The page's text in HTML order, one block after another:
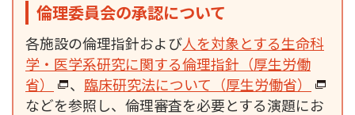
倫理委員会の承認について
各施設の倫理指針および人を対象とする生命科
学・医学系研究に関する倫理指針（厚生労働
省）
、 臨床研究法について（厚生労働省）
などを参照し、倫理審査を必要とする演題にお